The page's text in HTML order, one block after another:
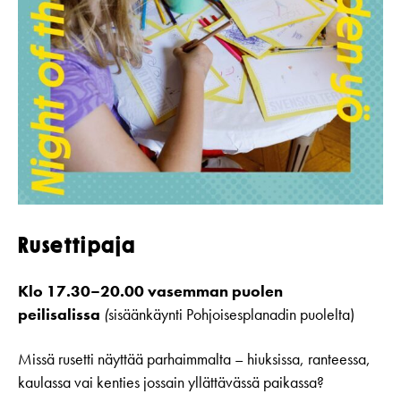
Rusettipaja
Klo 17.30–20.00 vasemman puolen
peilisalissa (sisäänkäynti Pohjoisesplanadin puolelta)
Missä rusetti näyttää parhaimmalta – hiuksissa, ranteessa,
kaulassa vai kenties jossain yllättävässä paikassa?